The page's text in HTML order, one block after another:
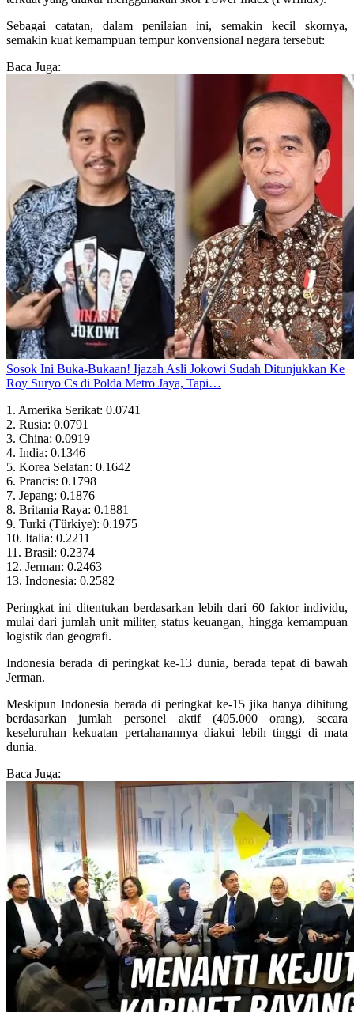
Sebagai catatan, dalam penilaian ini, semakin kecil skornya,
semakin kuat kemampuan tempur konvensional negara tersebut:
Baca Juga:
Sosok Ini Buka-Bukaan! Ijazah Asli Jokowi Sudah Ditunjukkan Ke
Roy Suryo Cs di Polda Metro Jaya, Tapi…
1. Amerika Serikat: 0.0741
2. Rusia: 0.0791
3. China: 0.0919
4. India: 0.1346
5. Korea Selatan: 0.1642
6. Prancis: 0.1798
7. Jepang: 0.1876
8. Britania Raya: 0.1881
9. Turki (Türkiye): 0.1975
10. Italia: 0.2211
11. Brasil: 0.2374
12. Jerman: 0.2463
13. Indonesia: 0.2582
Peringkat ini ditentukan berdasarkan lebih dari 60 faktor individu,
mulai dari jumlah unit militer, status keuangan, hingga kemampuan
logistik dan geografi.
Indonesia berada di peringkat ke-13 dunia, berada tepat di bawah
Jerman.
Meskipun Indonesia berada di peringkat ke-15 jika hanya dihitung
berdasarkan jumlah personel aktif (405.000 orang), secara
keseluruhan kekuatan pertahanannya diakui lebih tinggi di mata
dunia.
Baca Juga: